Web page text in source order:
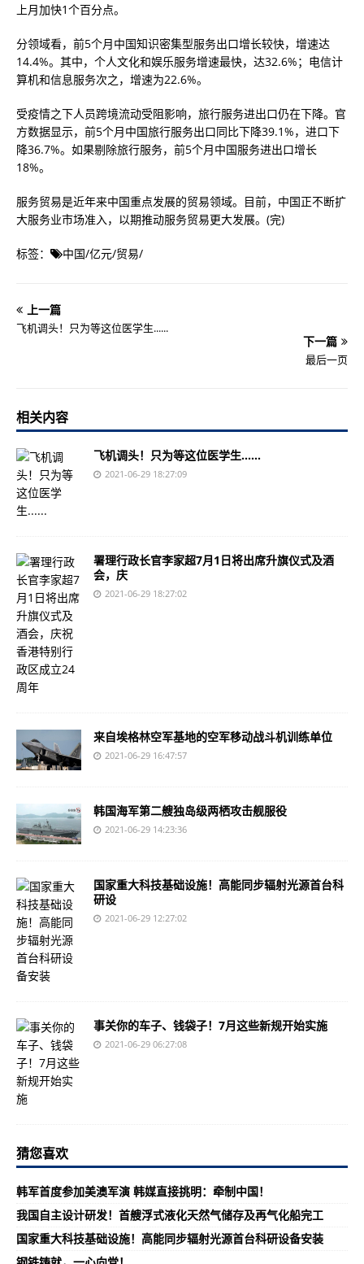
上月加快1个百分点。
分领域看，前5个月中国知识密集型服务出口增长较快，增速达
14.4%。其中，个人文化和娱乐服务增速最快，达32.6%；电信计
算机和信息服务次之，增速为22.6%。
受疫情之下人员跨境流动受阻影响，旅行服务进出口仍在下降。官
方数据显示，前5个月中国旅行服务出口同比下降39.1%，进口下
降36.7%。如果剔除旅行服务，前5个月中国服务进出口增长
18%。
服务贸易是近年来中国重点发展的贸易领域。目前，中国正不断扩
大服务业市场准入，以期推动服务贸易更大发展。(完)
标签： 中国/亿元/贸易/
上一篇
飞机调头！只为等这位医学生......
下一篇
最后一页
相关内容
飞机调头！只为等这位医学生......
2021-06-29 18:27:09
署理行政长官李家超7月1日将出席升旗仪式及酒
会，庆
2021-06-29 18:27:02
来自埃格林空军基地的空军移动战斗机训练单位
2021-06-29 16:47:57
韩国海军第二艘独岛级两栖攻击舰服役
2021-06-29 14:23:36
国家重大科技基础设施！高能同步辐射光源首台科
研设
2021-06-29 12:27:02
事关你的车子、钱袋子！7月这些新规开始实施
2021-06-29 06:27:08
猜您喜欢
韩军首度参加美澳军演 韩媒直接挑明：牵制中国！
我国自主设计研发！首艘浮式液化天然气储存及再气化船完工
国家重大科技基础设施！高能同步辐射光源首台科研设备安装